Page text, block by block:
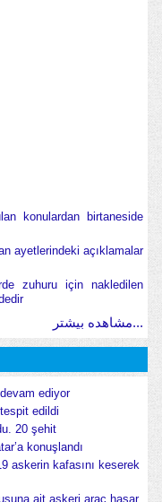
konulardan birtaneside
ayetlerindeki açıklamalar
zuhuru için nakledilen
مشاهده بیشتر...
ediyor
tespit edildi
20 şehit
konuşlandı
askerin kafasını keserek
ait askeri araç hasar